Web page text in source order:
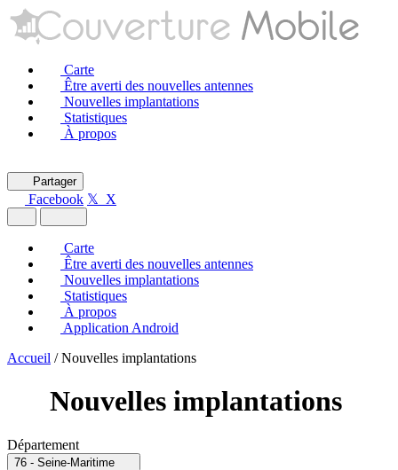
Carte
Être averti des nouvelles antennes
Nouvelles implantations
Statistiques
À propos
Partager
Facebook 𝕏 X
Carte
Être averti des nouvelles antennes
Nouvelles implantations
Statistiques
À propos
Application Android
Accueil / Nouvelles implantations
Nouvelles implantations
Département
76 - Seine-Maritime